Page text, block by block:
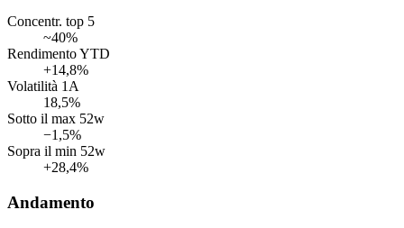
Concentr. top 5
~40%
Rendimento YTD
+14,8%
Volatilità 1A
18,5%
Sotto il max 52w
−1,5%
Sopra il min 52w
+28,4%
Andamento